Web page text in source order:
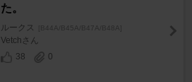
た。
ルークス [B44A/B45A/B47A/B48A]
Vetchさん
38
0